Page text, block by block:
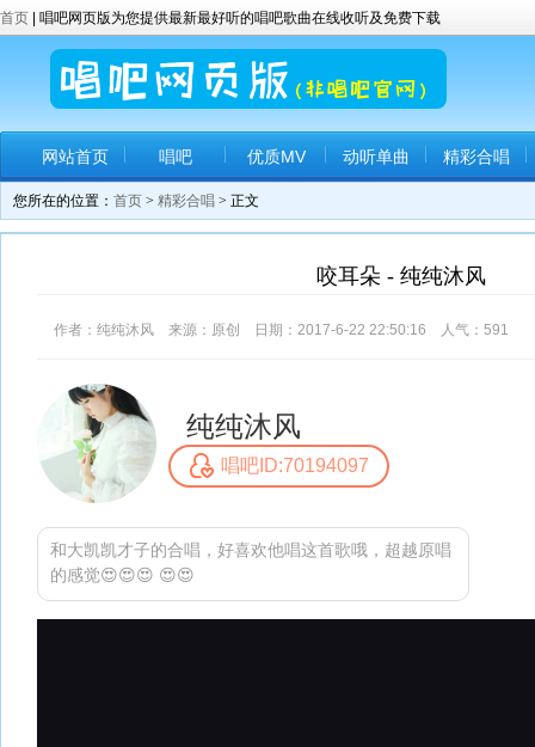
首页 | 唱吧网页版为您提供最新最好听的唱吧歌曲在线收听及免费下载
网站首页 唱吧 优质MV 动听单曲 精彩合唱
您所在的位置： 首页 > 精彩合唱 > 正文
咬耳朵 - 纯纯沐风
作者：纯纯沐风 来源：原创 日期：2017-6-22 22:50:16 人气： 591
纯纯沐风
唱吧ID:70194097
和大凯凯才子的合唱，好喜欢他唱这首歌哦，超越原唱
的感觉😍😍😍 😍😍